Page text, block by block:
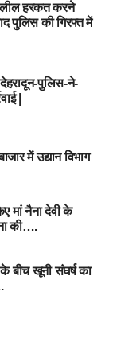
हरकत करने
पुलिस की गिरफ्त में
पुलिस-ने-
|
में उद्यान विभाग
मां नैना देवी के
की….
बीच खूनी संघर्ष का